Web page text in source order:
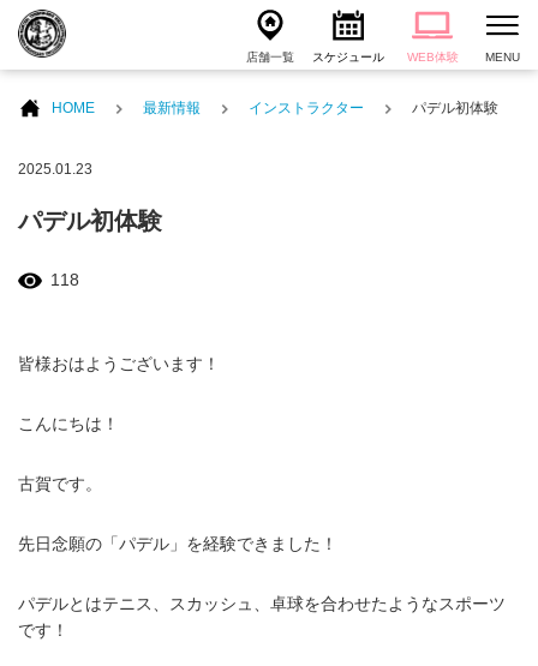
店舗一覧 スケジュール WEB体験 MENU
HOME 最新情報 インストラクター パデル初体験
2025.01.23
パデル初体験
118
皆様おはようございます！
こんにちは！
古賀です。
先日念願の「パデル」を経験できました！
パデルとはテニス、スカッシュ、卓球を合わせたようなスポーツ
です！